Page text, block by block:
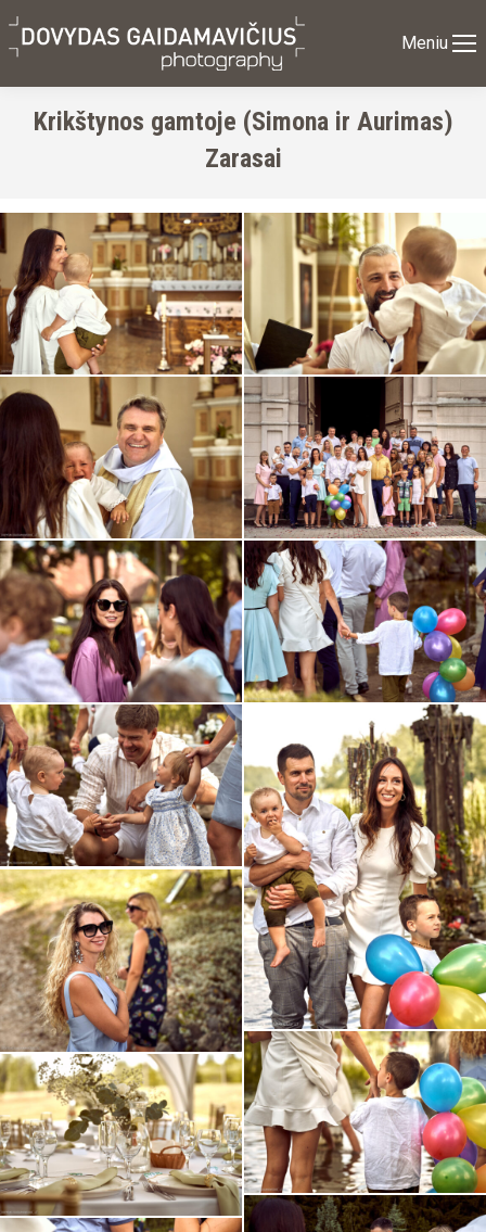
Meniu
Krikštynos gamtoje (Simona ir Aurimas)
Zarasai